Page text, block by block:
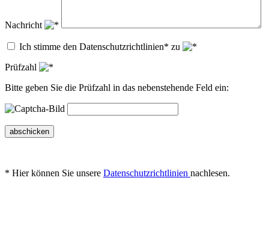
Nachricht
Ich stimme den Datenschutzrichtlinien* zu
Prüfzahl
Bitte geben Sie die Prüfzahl in das nebenstehende Feld ein:
abschicken
* Hier können Sie unsere Datenschutzrichtlinien nachlesen.